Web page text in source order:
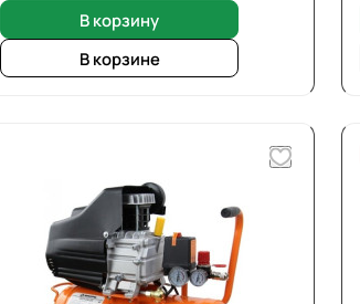
В корзину
В корзине